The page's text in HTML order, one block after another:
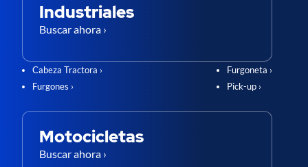
Industriales
Buscar ahora ›
Cabeza Tractora ›
Furgones ›
Furgoneta ›
Pick-up ›
Motocicletas
Buscar ahora ›